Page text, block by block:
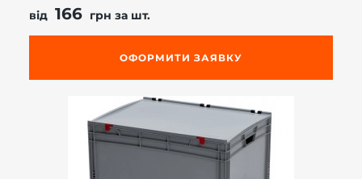
від 166 грн за шт.
ОФОРМИТИ ЗАЯВКУ